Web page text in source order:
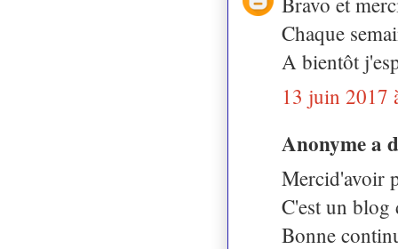
Chaque
A bientôt
13 juin 2017
Anonyme a
Mercid'avoir
C'est un blog
Bonne